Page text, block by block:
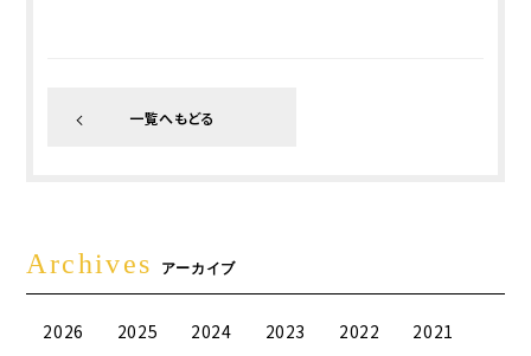
一覧へもどる
Archives アーカイブ
2026 2025 2024 2023 2022
2021